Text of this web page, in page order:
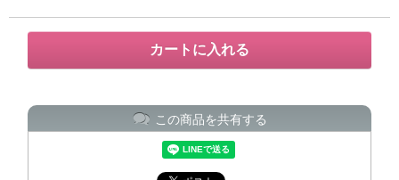
この商品を共有する